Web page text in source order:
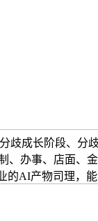
歧成长阶段、
、办事、店面
AI产物司理，